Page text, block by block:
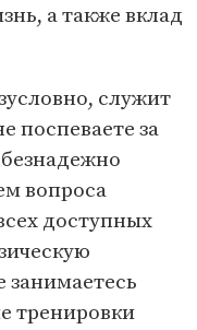
а также вклад
служит
поспеваете за
вопроса
доступных
занимаетесь
тренировки